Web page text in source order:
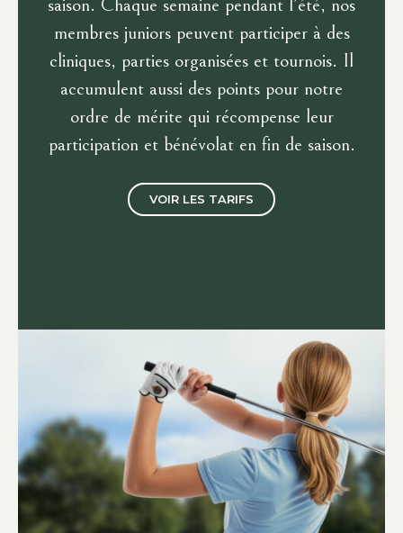
saison. Chaque semaine pendant l’été, nos
membres juniors peuvent participer à des
cliniques, parties organisées et tournois. Il
accumulent aussi des points pour notre
ordre de mérite qui récompense leur
participation et bénévolat en fin de saison.
VOIR LES TARIFS